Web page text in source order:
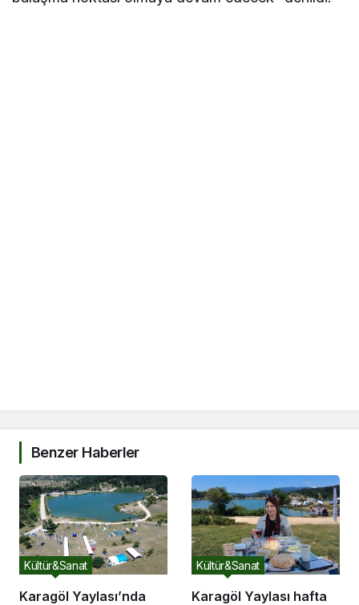
Benzer Haberler
Karagöl Yaylası’nda
Kültür&Sanat
Karagöl Yaylası hafta
Kültür&Sanat